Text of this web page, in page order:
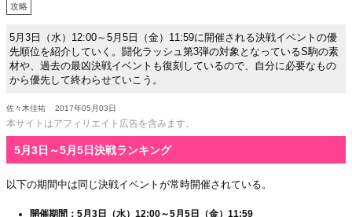
攻略
5月3日（水）12:00～5月5日（金）11:59に開催される決戦イベントの優
先順位を紹介していく。闘化ラッシュ第3弾の対象となっているS駒の素
材や、過去の最凶決戦イベントも復刻しているので、自分に必要なもの
から優先して終わらせていこう。
佐々木佳祐 2017年05月03日
本サイトはアフィリエイト広告を含みます。
5月3日～5月5日決戦ランキング
以下の期間中は同じ決戦イベントが常時開催されている。
開催期間：5月3日（水）12:00～5月5日（金）11:59